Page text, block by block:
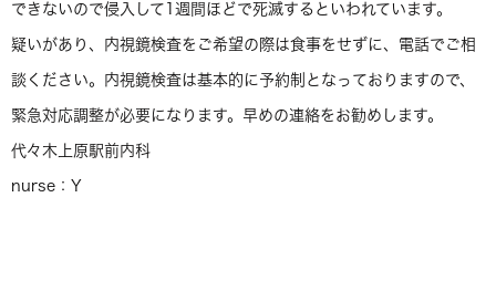
できないので侵入して1週間ほどで死滅するといわれています。
疑いがあり、内視鏡検査をご希望の際は食事をせずに、電話でご相
談ください。内視鏡検査は基本的に予約制となっておりますので、
緊急対応調整が必要になります。早めの連絡をお勧めします。
代々木上原駅前内科
nurse：Y